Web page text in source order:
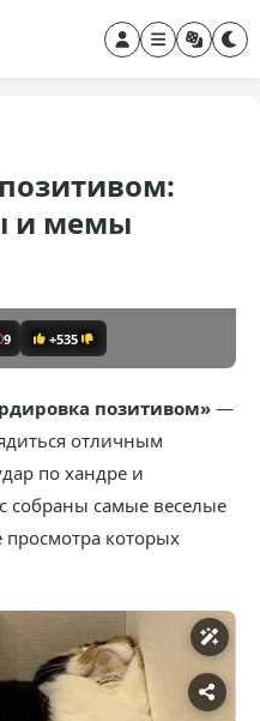
и мемы
9 +535
позитивом»—
отличным
по хандре и
собраны самые веселые
которых